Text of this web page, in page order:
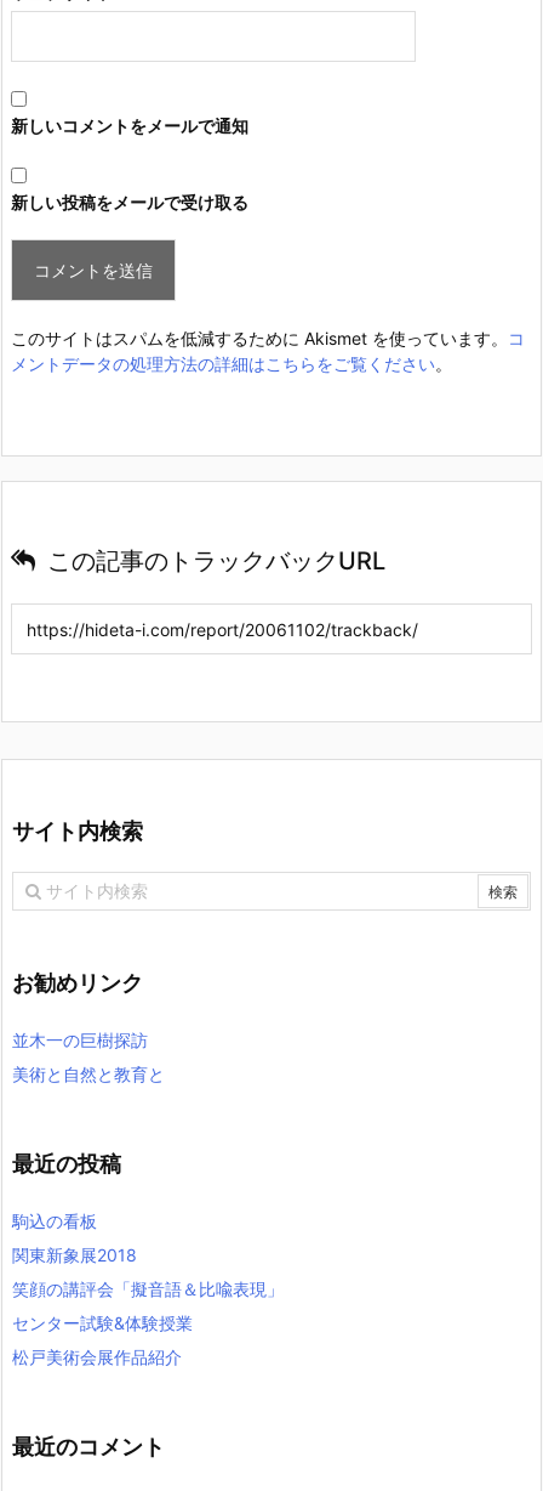
新しいコメントをメールで通知
新しい投稿をメールで受け取る
このサイトはスパムを低減するために Akismet を使っています。
コ
メントデータの処理方法の詳細はこちらをご覧ください。
この記事のトラックバックURL
サイト内検索
お勧めリンク
並木一の巨樹探訪
美術と自然と教育と
最近の投稿
駒込の看板
関東新象展2018
笑顔の講評会「擬音語＆比喩表現」
センター試験&体験授業
松戸美術会展作品紹介
最近のコメント